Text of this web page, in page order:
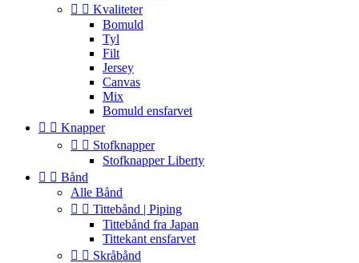
  Kvaliteter
Bomuld
Tyl
Filt
Jersey
Canvas
Mix
Bomuld ensfarvet
  Knapper
  Stofknapper
Stofknapper Liberty
  Bånd
Alle Bånd
  Tittebånd | Piping
Tittebånd fra Japan
Tittekant ensfarvet
  Skråbånd